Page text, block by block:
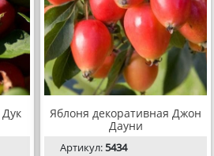
Яблоня декоративная Джон
Дауни
Артикул:5434